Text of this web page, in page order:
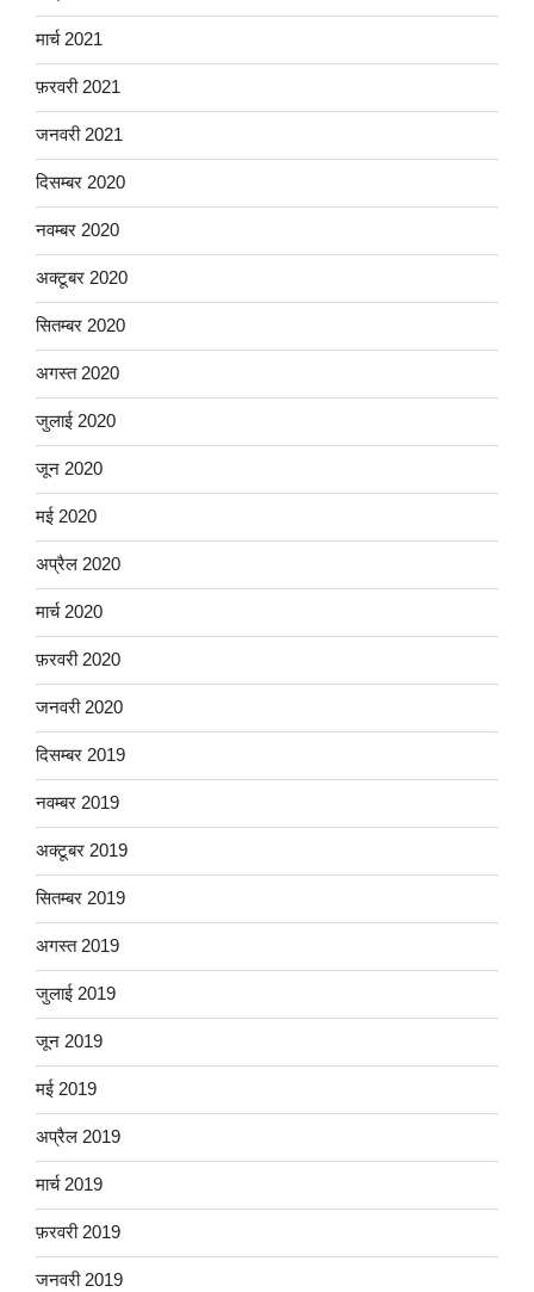
मार्च 2021
फ़रवरी 2021
जनवरी 2021
दिसम्बर 2020
नवम्बर 2020
अक्टूबर 2020
सितम्बर 2020
अगस्त 2020
जुलाई 2020
जून 2020
मई 2020
अप्रैल 2020
मार्च 2020
फ़रवरी 2020
जनवरी 2020
दिसम्बर 2019
नवम्बर 2019
अक्टूबर 2019
सितम्बर 2019
अगस्त 2019
जुलाई 2019
जून 2019
मई 2019
अप्रैल 2019
मार्च 2019
फ़रवरी 2019
जनवरी 2019